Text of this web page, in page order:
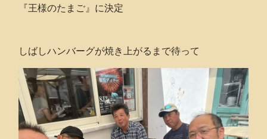
『王様のたまご』に決定
しばしハンバーグが焼き上がるまで待って